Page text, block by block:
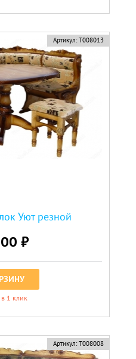
Артикул: Т008013
Уют резной
₽
1 клик
Артикул: Т008008